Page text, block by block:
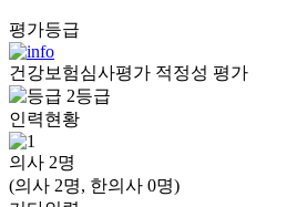
평가등급
건강보험심사평가 적정성 평가
2등급
인력현황
의사 2명
(의사 2명, 한의사 0명)